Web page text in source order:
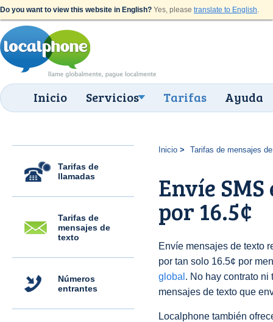
Do you want to view this website in English? Yes, please translate to English.
Inicio Servicios Tarifas Ayuda
Tarifas de
llamadas
Tarifas de
mensajes de
texto
Números
entrantes
Inicio Tarifas de mensajes
Envíe
por 16.5¢
Envíe mensajes de texto
por tan solo 16.5¢ por
global . No hay contrato ni
mensajes de texto que
Localphone también